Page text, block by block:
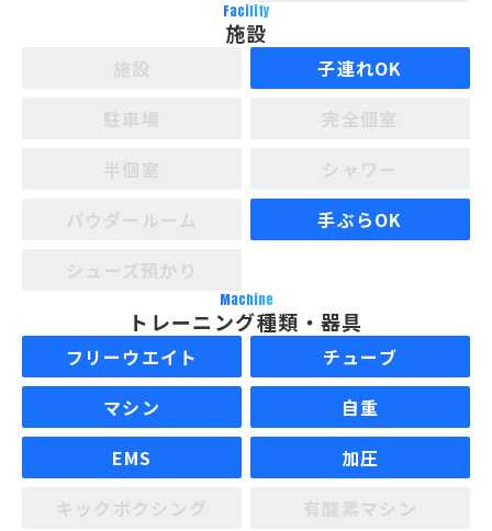
Facility
施設
子連れOK
手ぶらOK
Machine
トレーニング種類・器具
フリーウエイト
チューブ
マシン
自重
EMS
加圧